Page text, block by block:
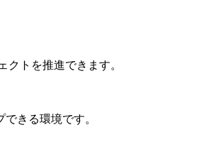
トを推進できます。
きる環境です。